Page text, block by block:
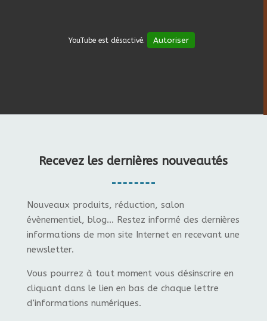
YouTube est désactivé. Autoriser
Recevez les dernières nouveautés
Nouveaux produits, réduction, salon
évènementiel, blog... Restez informé des dernières
informations de mon site Internet en recevant une
newsletter.
Vous pourrez à tout moment vous désinscrire en
cliquant dans le lien en bas de chaque lettre
d'informations numériques.